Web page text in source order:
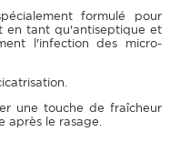
formulé pour
en tant qu'antiseptique et
l'infection des micro-
une touche de fraîcheur
après le rasage.